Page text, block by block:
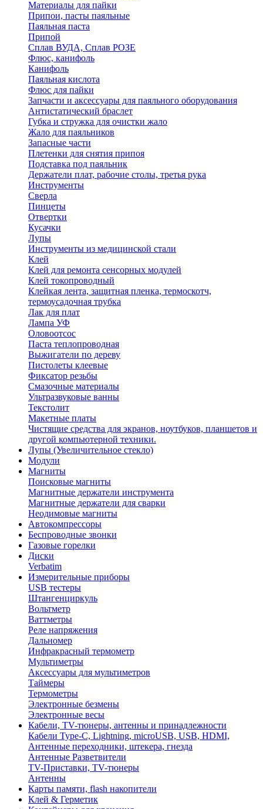
Материалы для пайки
Припои, пасты паяльные
Паяльная паста
Припой
Сплав ВУДА, Сплав РОЗЕ
Флюс, канифоль
Канифоль
Паяльная кислота
Флюс для пайки
Запчасти и аксессуары для паяльного оборудования
Антистатический браслет
Губка и стружка для очистки жало
Жало для паяльников
Запасные части
Плетенки для снятия припоя
Подставка под паяльник
Держатели плат, рабочие столы, третья рука
Инструменты
Сверла
Пинцеты
Отвертки
Кусачки
Лупы
Инструменты из медицинской стали
Клей
Клей для ремонта сенсорных модулей
Клей токопроводный
Клейкая лента, защитная пленка, термоскотч,
термоусадочная трубка
Лак для плат
Лампа УФ
Оловоотсос
Паста теплопроводная
Выжигатели по дереву
Пистолеты клеевые
Фиксатор резьбы
Смазочные материалы
Ультразвуковые ванны
Текстолит
Макетные платы
Чистящие средства для экранов, ноутбуков, планшетов и
другой компьютерной техники.
Лупы (Увеличительное стекло)
Модули
Магниты
Поисковые магниты
Магнитные держатели инструмента
Магнитные держатели для сварки
Неодимовые магниты
Автокомпрессоры
Беспроводные звонки
Газовые горелки
Диски
Verbatim
Измерительные приборы
USB тестеры
Штангенциркуль
Вольтметр
Ваттметры
Реле напряжения
Дальномер
Инфракрасный термометр
Мультиметры
Аксессуары для мультиметров
Таймеры
Термометры
Электронные безмены
Электронные весы
Кабели, TV-тюнеры, антенны и принадлежности
Кабели Type-C, Lightning, microUSB, USB, HDMI,
Антенные переходники, штекера, гнезда
Антенные Разветвители
TV-Приставки, TV-тюнеры
Антенны
Карты памяти, flash накопители
Клей & Герметик